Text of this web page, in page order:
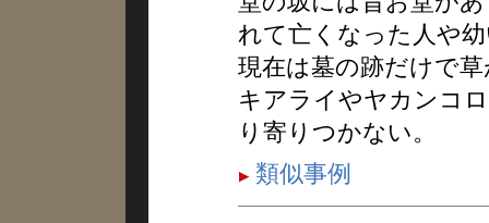
れて亡くなった人や
現在は墓の跡だけで
キアライやヤカンコ
り寄りつかない。
類似事例